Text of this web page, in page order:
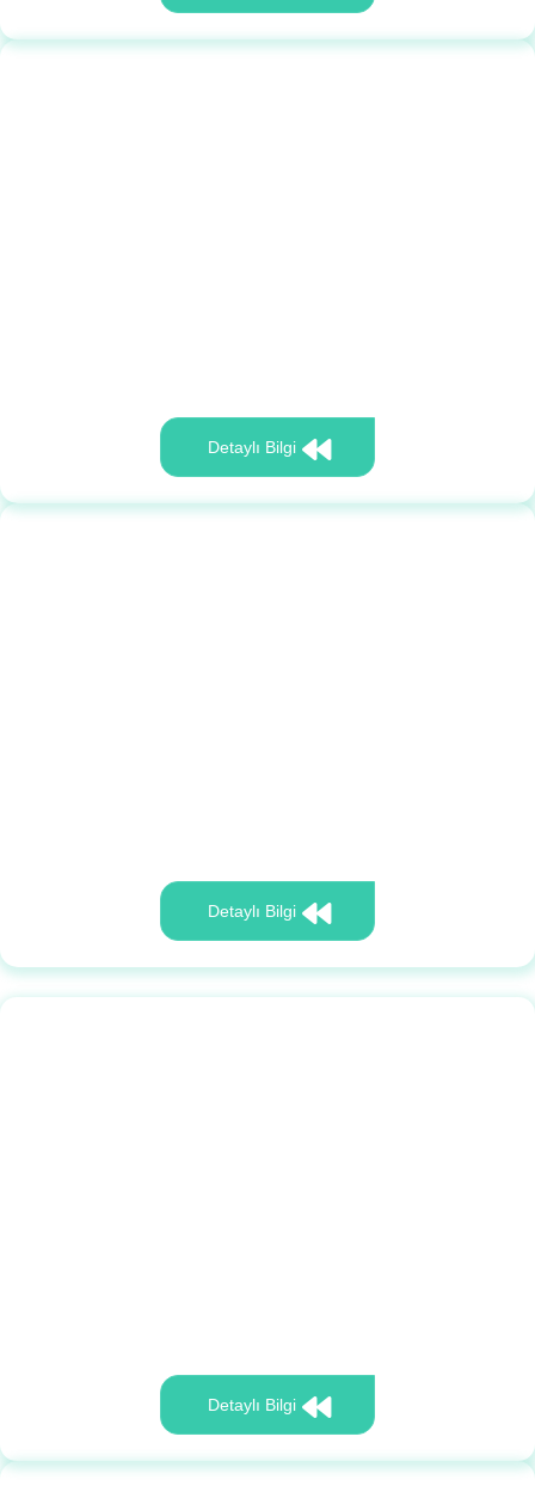
Detaylı Bilgi
Detaylı Bilgi
Detaylı Bilgi